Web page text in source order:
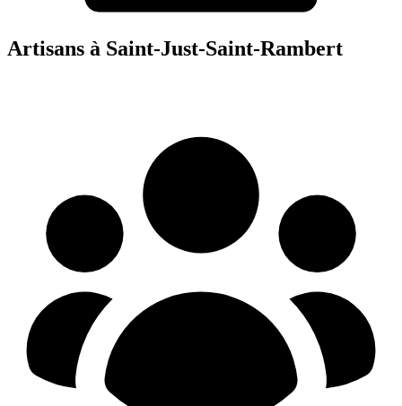
Artisans à Saint-Just-Saint-Rambert